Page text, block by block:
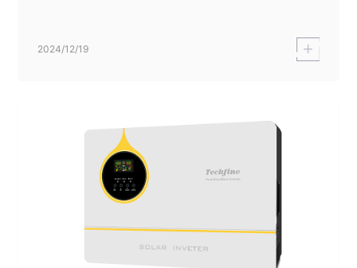
2024/12/19